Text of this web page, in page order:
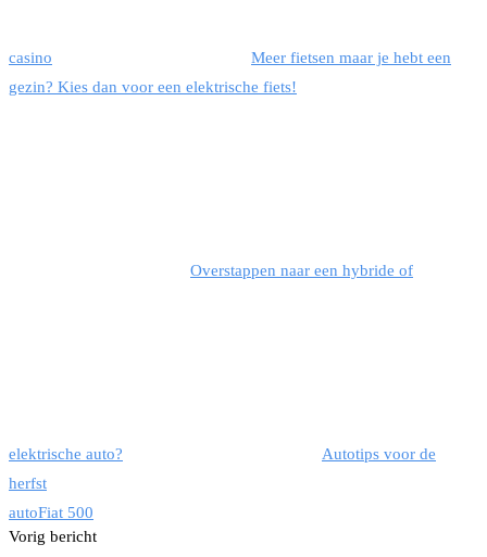
casino
Meer fietsen maar je hebt een
gezin? Kies dan voor een elektrische fiets!
Overstappen naar een hybride of
elektrische auto?
Autotips voor de
herfst
autoFiat 500
Vorig bericht